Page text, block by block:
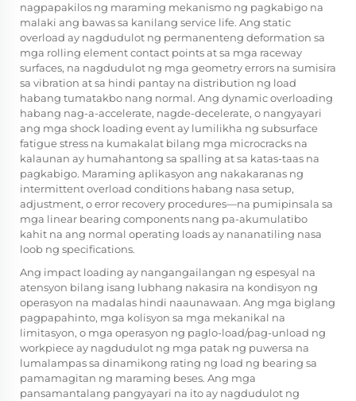
nagpapakilos ng maraming mekanismo ng pagkabigo na
malaki ang bawas sa kanilang service life. Ang static
overload ay nagdudulot ng permanenteng deformation sa
mga rolling element contact points at sa mga raceway
surfaces, na nagdudulot ng mga geometry errors na sumisira
sa vibration at sa hindi pantay na distribution ng load
habang tumatakbo nang normal. Ang dynamic overloading
habang nag-a-accelerate, nagde-decelerate, o nangyayari
ang mga shock loading event ay lumilikha ng subsurface
fatigue stress na kumakalat bilang mga microcracks na
kalaunan ay humahantong sa spalling at sa katas-taas na
pagkabigo. Maraming aplikasyon ang nakakaranas ng
intermittent overload conditions habang nasa setup,
adjustment, o error recovery procedures—na pumipinsala sa
mga linear bearing components nang pa-akumulatibo
kahit na ang normal operating loads ay nananatiling nasa
loob ng specifications.
Ang impact loading ay nangangailangan ng espesyal na
atensyon bilang isang lubhang nakasira na kondisyon ng
operasyon na madalas hindi naaunawaan. Ang mga biglang
pagpapahinto, mga kolisyon sa mga mekanikal na
limitasyon, o mga operasyon ng paglo-load/pag-unload ng
workpiece ay nagdudulot ng mga patak ng puwersa na
lumalampas sa dinamikong rating ng load ng bearing sa
pamamagitan ng maraming beses. Ang mga
pansamantalang pangyayari na ito ay nagdudulot ng